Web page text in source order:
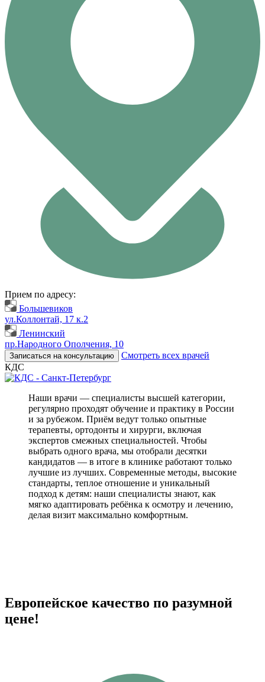
Прием по адресу:
Большевиков
ул.Коллонтай, 17 к.2
Ленинский
пр.Народного Ополчения, 10
Записаться на консультацию
Смотреть всех врачей
КДС
Наши врачи — специалисты высшей категории,
регулярно проходят обучение и практику в России
и за рубежом. Приём ведут только опытные
терапевты, ортодонты и хирурги, включая
экспертов смежных специальностей. Чтобы
выбрать одного врача, мы отобрали десятки
кандидатов — в итоге в клинике работают только
лучшие из лучших. Современные методы, высокие
стандарты, теплое отношение и уникальный
подход к детям: наши специалисты знают, как
мягко адаптировать ребёнка к осмотру и лечению,
делая визит максимально комфортным.
Европейское качество по разумной
цене!